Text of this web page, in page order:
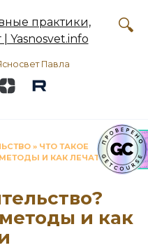
Павла
» ЧТО ТАКОЕ
И КАК ЛЕЧАТ
и как